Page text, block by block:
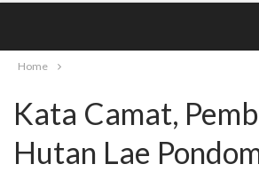
Home
Kata Camat,
Hutan Lae